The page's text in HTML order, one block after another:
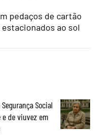
pedaços de cartão
ao sol
Social
de viuvez em